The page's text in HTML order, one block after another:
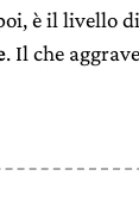
è il livello
. Il che